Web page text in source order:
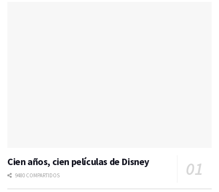
Cien años, cien películas de Disney
9480 COMPARTIDOS